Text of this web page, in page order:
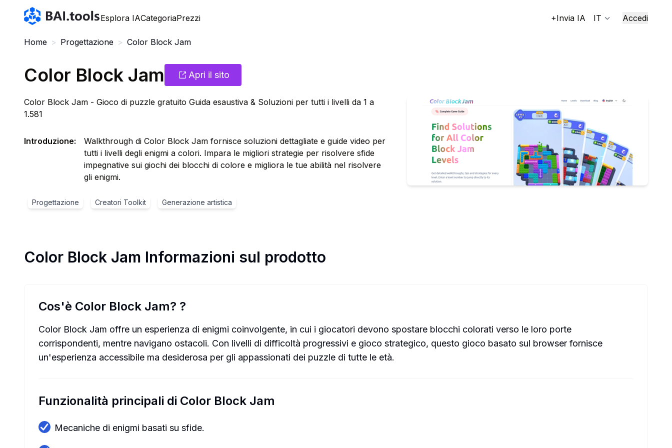
Bai.tools
Esplora IACategoriaPrezzi +Invia IA IT Accedi
Home > Progettazione > Color Block Jam
Color Block Jam Apri il sito
Color Block Jam - Gioco di puzzle gratuito Guida esaustiva & Soluzioni per tutti i livelli da 1 a
1.581
Introduzione:
Walkthrough di Color Block Jam fornisce soluzioni dettagliate e guide video per
tutti i livelli degli enigmi a colori. Impara le migliori strategie per risolvere sfide
impegnative sui giochi dei blocchi di colore e migliora le tue abilità nel risolvere
gli enigmi.
Progettazione Creatori Toolkit Generazione artistica
Color Block Jam Informazioni sul prodotto
Cos'è Color Block Jam? ?
Color Block Jam offre un esperienza di enigmi coinvolgente, in cui i giocatori devono spostare blocchi colorati verso le loro porte
corrispondenti, mentre navigano ostacoli. Con livelli di difficoltà progressivi e gioco strategico, questo gioco basato sul browser fornisce
un'esperienza accessibile ma desiderosa per gli appassionati dei puzzle di tutte le età.
Funzionalità principali di Color Block Jam
Mecaniche di enigmi basati su sfide.